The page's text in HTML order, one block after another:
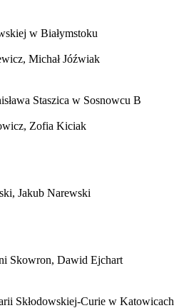
w Białymstoku
Michał Jóźwiak
Staszica w Sosnowcu B
Zofia Kiciak
Jakub Narewski
Skowron, Dawid Ejchart
Skłodowskiej-Curie w Katowicach